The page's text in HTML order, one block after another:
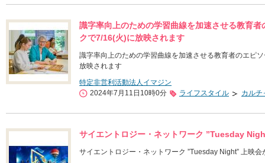
識字率向上のための学習曲線を加速させる教育
クで7/16(火)に放映されます
識字率向上のための学習曲線を加速させる教育者のエピ
放映されます
特定非営利活動法人イマジン
2024年7月11日10時0分
ライフスタイル カルチ
サイエントロジー・ネットワーク ”Tuesday
サイエントロジー・ネットワーク ”Tuesday Night” 上映